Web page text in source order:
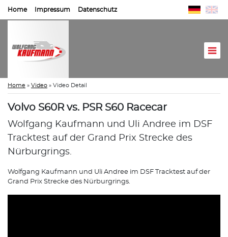
Home Impressum Datenschutz
Home » Video » Video Detail
Volvo S60R vs. PSR S60 Racecar
Wolfgang Kaufmann und Uli Andree im DSF
Tracktest auf der Grand Prix Strecke des
Nürburgrings.
Wolfgang Kaufmann und Uli Andree im DSF Tracktest auf der
Grand Prix Strecke des Nürburgrings.